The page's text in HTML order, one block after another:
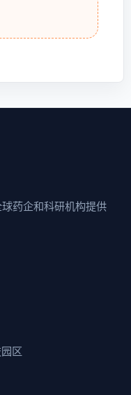
药企和科研机构提供
区